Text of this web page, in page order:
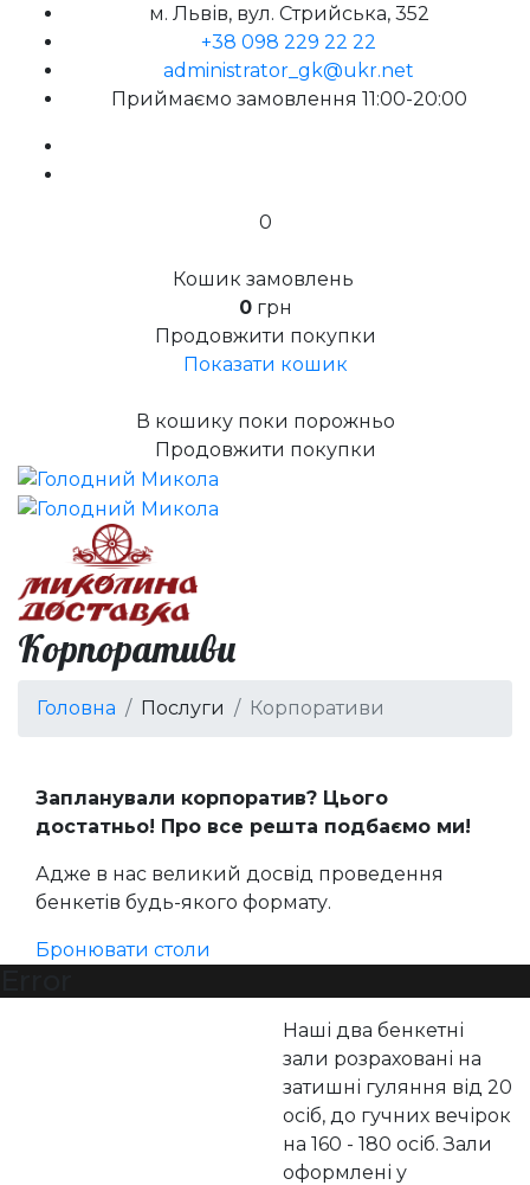
м. Львів, вул. Стрийська, 352
+38 098 229 22 22
administrator_gk@ukr.net
Приймаємо замовлення 11:00-20:00
0
Кошик замовлень
0грн
Продовжити покупки
Показати кошик
В кошику поки порожньо
Продовжити покупки
Корпоративи
Головна Послуги Корпоративи
Запланували корпоратив? Цього
достатньо! Про все решта подбаємо ми!
Адже в нас великий досвід проведення
бенкетів будь-якого формату.
Бронювати столи
Наші два бенкетні
зали розраховані на
затишні гуляння від 20
осіб, до гучних вечірок
на 160 - 180 осіб. Зали
оформлені у